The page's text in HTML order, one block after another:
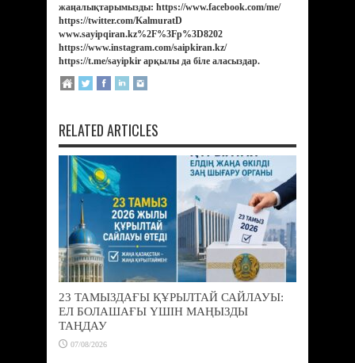
жаңалықтарымызды: https://www.facebook.com/me/
https://twitter.com/KalmuratD
www.sayipqiran.kz%2F%3Fp%3D8202
https://www.instagram.com/saipkiran.kz/
https://t.me/sayipkir арқылы да біле аласыздар.
RELATED ARTICLES
23 ТАМЫЗДАҒЫ ҚҰРЫЛТАЙ САЙЛАУЫ:
ЕЛ БОЛАШАҒЫ ҮШІН МАҢЫЗДЫ
ТАҢДАУ
07/08/2026